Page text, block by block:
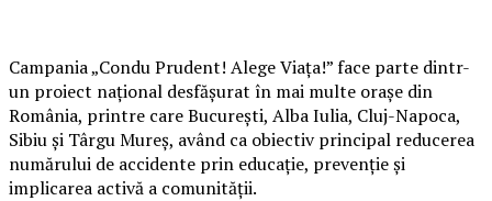
Campania „Condu Prudent! Alege Viața!” face parte dintr-
un proiect național desfășurat în mai multe orașe din
România, printre care București, Alba Iulia, Cluj-Napoca,
Sibiu și Târgu Mureș, având ca obiectiv principal reducerea
numărului de accidente prin educație, prevenție și
implicarea activă a comunității.